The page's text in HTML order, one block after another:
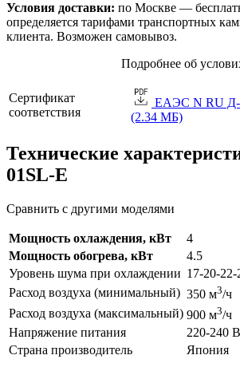
Условия доставки: по Москве —
определяется тарифами транспортных
клиента. Возможен самовывоз.
Подробнее об
Сертификат
соответствия
ЕАЭС N RU Д-
(2.34 МБ)
Технические
01SL-E
Сравнить с другими моделями
Мощность охлаждения, кВт
4
Мощность обогрева, кВт
4.5
Уровень шума при охлаждении 17-20-
Расход воздуха (минимальный) 350 м3/ч
Расход воздуха (максимальный) 900 м3/ч
Напряжение питания
220-240
Страна производитель
Япония